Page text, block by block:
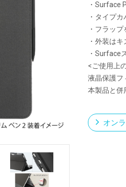
・Surface
・タイプ
・フラッ
・外装は
・Surface
<ご使用上
液晶保護フ
本製品と併
オン